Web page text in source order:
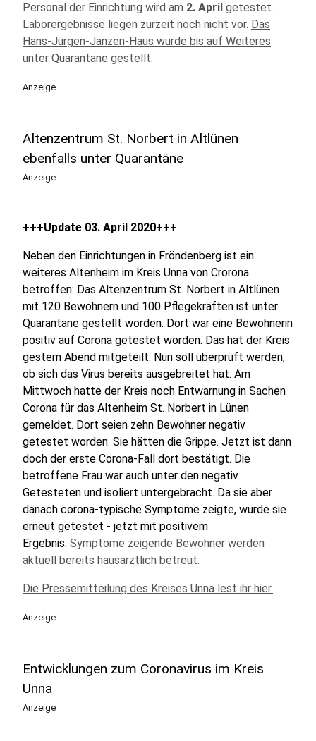
Personal der Einrichtung wird am 2. April getestet.
Laborergebnisse liegen zurzeit noch nicht vor. Das
Hans-Jürgen-Janzen-Haus wurde bis auf Weiteres
unter Quarantäne gestellt.
Anzeige
Altenzentrum St. Norbert in Altlünen
ebenfalls unter Quarantäne
Anzeige
+++Update 03. April 2020+++
Neben den Einrichtungen in Fröndenberg ist ein
weiteres Altenheim im Kreis Unna von Crorona
betroffen: Das Altenzentrum St. Norbert in Altlünen
mit 120 Bewohnern und 100 Pflegekräften ist unter
Quarantäne gestellt worden. Dort war eine Bewohnerin
positiv auf Corona getestet worden. Das hat der Kreis
gestern Abend mitgeteilt. Nun soll überprüft werden,
ob sich das Virus bereits ausgebreitet hat. Am
Mittwoch hatte der Kreis noch Entwarnung in Sachen
Corona für das Altenheim St. Norbert in Lünen
gemeldet. Dort seien zehn Bewohner negativ
getestet worden. Sie hätten die Grippe. Jetzt ist dann
doch der erste Corona-Fall dort bestätigt. Die
betroffene Frau war auch unter den negativ
Getesteten und isoliert untergebracht. Da sie aber
danach corona-typische Symptome zeigte, wurde sie
erneut getestet - jetzt mit positivem
Ergebnis. Symptome zeigende Bewohner werden
aktuell bereits hausärztlich betreut.
Die Pressemitteilung des Kreises Unna lest ihr hier.
Anzeige
Entwicklungen zum Coronavirus im Kreis
Unna
Anzeige